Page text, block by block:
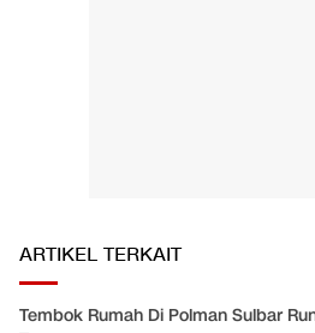
ARTIKEL TERKAIT
Tembok Rumah Di Polman Sulbar